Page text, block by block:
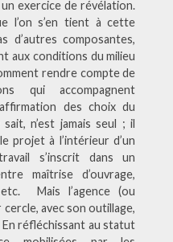
exercice de révélation.
l’on s’en tient à cette
d’autres composantes,
aux conditions du milieu
rendre compte de
qui accompagnent
des choix du
n’est jamais seul ; il
projet à l’intérieur d’un
s’inscrit dans un
maîtrise d’ouvrage,
Mais l’agence (ou
avec son outillage,
réfléchissant au statut